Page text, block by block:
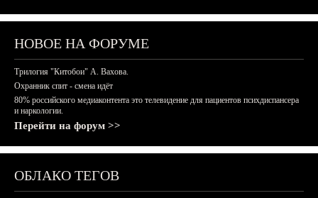
НОВОЕ НА ФОРУМЕ
Трилогия "Китобои" А. Вахова.
Охранник спит - смена идёт
80% российского медиаконтента это телевидение для пациентов психдиспансера
и наркологии.
Перейти на форум >>
ОБЛАКО ТЕГОВ